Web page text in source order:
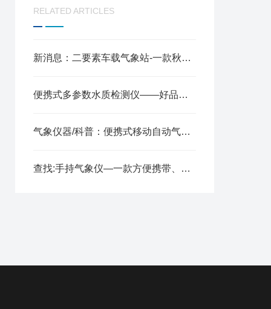
RELATED ARTICLES
新消息：二要素车载气象站-一款秋高气爽的车载式小型气象站
便携式多参数水质检测仪——好品质,好服务的水质检测一体机2025全+境+派+送
气象仪器/科普：便携式移动自动气象站—具备高度集成性的野外小型气象站
查找:手持气象仪—一款方便携带、功能丰富的气象仪器